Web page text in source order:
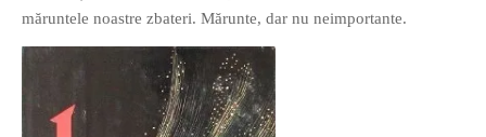
măruntele noastre zbateri. Mărunte, dar nu neimportante.